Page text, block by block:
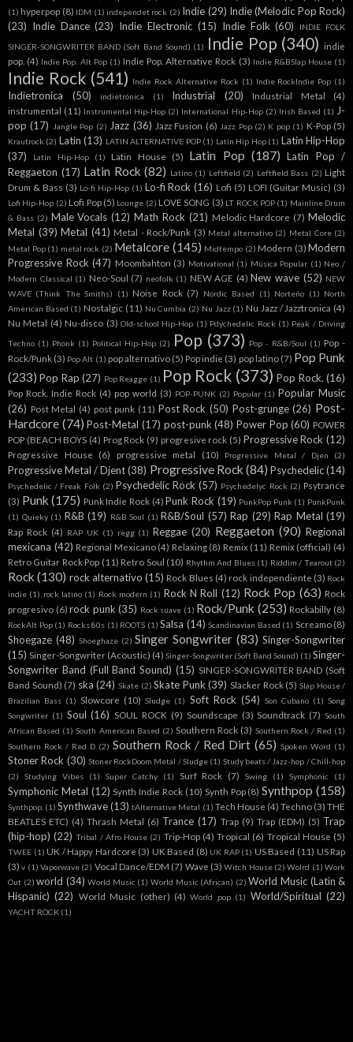
(1) hyperpop (8) IDM (1) independet rock (2) Indie (29) Indie (Melodic Pop Rock)
(23) Indie Dance (23) Indie Electronic (15) Indie Folk (60) INDIE FOLK
SINGER-SONGWRITER BAND (Soft Band Sound) (1) Indie Pop (340) indie
pop. (4) Indie Pop. Alt Pop (1) Indie Pop. Alternative Rock (3) Indie R&BSlap House (1)
Indie Rock (541) Indie Rock Alternative Rock (1) Indie RockIndie Pop (1)
Indietronica (50) indietrónica (1) Industrial (20) Industrial Metal
(4)
instrumental (11) Instrumental Hip-Hop (2) International Hip-Hop (2) Irish Based (1) J-
pop (17) Jangle Pop (2) Jazz (36) Jazz Fusion (6) Jazz Pop (2) K pop (1) K-Pop (5)
Krautrock (2) Latin (13) LATIN ALTERNATIVE POP (1) Latin Hip Hop (1) Latin Hip-Hop
(37)
Latín Hip-Hop (1) Latin House (5) Latin Pop (187) Latin Pop /
Reggaeton (17) Latin Rock (82) Latino (1) Leftfield (2) Leftfield Bass (2) Light
Drum & Bass (3) Lo-fi Hip-Hop (1) Lo-fi Rock (16) Lofi (5) LOFI (Guitar Music) (3)
Lofi Hip-Hop (2) Lofi Pop (5) Lounge (2) LOVE SONG (3) LT ROCK POP (1) Mainline Drum
& Bass (2) Male Vocals (12) Math Rock (21) Melodic Hardcore (7) Melodic
Metal (39) Metal (41) Metal - Rock/Punk (3) Metal alternativo (2) Metal Core (2)
Metal Pop (1) metal rock (2) Metalcore (145) Midtempo (2) Modern (3) Modern
Progressive Rock (47) Moombahton (3) Motivational (1) Música Popular (1) Neo /
Modern Classical (1) Neo-Soul (7) neofolk (1) NEW AGE (4) New wave (52) NEW
WAVE (Think The Smiths)
(1) Noise Rock (7) Nordic Based (1) Norteño (1) North
American Based (1) Nostalgic (11) Nu Cumbia (2) Nu Jazz (1) Nu Jazz / Jazztronica (4)
Nu Metal (4) Nu-disco (3) Old-school Hip-Hop (1) Pdychedelic Rock (1) Peak / Driving
Techno (1) Phonk (1) Political Hip-Hop (2) Pop (373) Pop - R&B/Soul (1) Pop -
Rock/Punk (3) Pop Alt (1) pop alternativo (5) Pop indie (3) pop latino (7) Pop Punk
(233) Pop Rap (27) Pop Reagge (1) Pop Rock (373) Pop Rock. (16)
Pop Rock. Indie Rock (4) pop world (3) POP-PUNK (2) Popular (1) Popular Music
(26) Post Metal (4) post punk (11) Post Rock (50) Post-grunge (26) Post-
Hardcore (74) Post-Metal (17) post-punk (48) Power Pop (60) POWER
POP (BEACH BOYS (4) Prog Rock (9) progresive rock (5) Progressive Rock (12)
Progressive House (6) progressive metal (10) Progressive Metal / Djen (2)
Progressive Metal / Djent (38) Progressive Rock (84) Psychedelic(14)
Psychedelic / Freak Folk (2) Psychedelic Rock (57) Psychedelyc Rock (2) Psytrance
(3) Punk (175) Punk Indie Rock (4) Punk Rock (19) PunkPop Punk (1) PunkPunk
(1) Quieky (1) R&B (19) R&B Soul (1) R&B/Soul (57) Rap (29) Rap Metal (19)
Rap Rock (4) RAP UK (1) regg (1) Reggae (20) Reggaeton (90) Regional
mexicana (42) Regional Mexicano (4) Relaxing (8) Remix (11) Remix (official) (4)
Retro Guitar Rock Pop (11) Retro Soul (10) Rhythm And Blues (1) Riddim / Tearout (2)
Rock (130) rock alternativo (15) Rock Blues (4) rock independiente (3) Rock
indie (1) rock latino (1) Rock modern (1) Rock N Roll (12) Rock Pop (63) Rock
progresivo (6) rock punk (35) Rock suave (1) Rock/Punk (253) Rockabilly (8)
RockAlt Pop (1) Rocks 80s (1) ROOTS (1) Salsa (14) Scandinavian Based (1) Screamo (8)
Shoegaze (48) Shoeghaze (2) Singer Songwriter (83) Singer-Songwriter
(15) Singer-Songwriter (Acoustic) (4) Singer-Songwriter (Soft Band Sound) (1) Singer-
Songwriter Band (Full Band Sound) (15) SINGER-SONGWRITER BAND (Soft
Band Sound) (7) ska (24) Skate (2) Skate Punk (39) Slacker Rock (5) Slap House /
Brazilian Bass (1) Slowcore (10) Sludge (1) Soft Rock (54) Son Cubano (1) Song
Songwriter (1) Soul (16) SOUL ROCK (9) Soundscape (3) Soundtrack (7) South
African Based (1) South American Based (2) Southern Rock (3) Southern Rock / Red (1)
Southern Rock / Red D (2) Southern Rock / Red Dirt (65) Spoken Word (1)
Stoner Rock (30) Stoner RockDoom Metal / Sludge (1) Study beats / Jazz-hop / Chill-hop
(2)
Studying Vibes (1) Super Catchy (1) Surf Rock (7) Swing (1) Symphonic (1)
Symphonic Metal (12) Synth Indie Rock (10) Synth Pop (8) Synthpop (158)
Synthpop. (1) Synthwave (13) tAlternative Metal (1) Tech House (4) Techno (3) THE
BEATLES ETC) (4) Thrash Metal (6) Trance (17) Trap (9) Trap (EDM) (5) Trap
(hip-hop) (22) Tribal / Afro House (2) Trip-Hop (4) Tropical (6) Tropical House (5)
TWEE (1) UK / Happy Hardcore (3) UK Based (8) UK RAP (1) US Based (11) US Rap
(3) v (1) Vaporwave (2) Vocal Dance/EDM (7) Wave (3) Witch House (2) Wolrd (1) Work
Out (2) world (34) World Music (1) World Music (African) (2) World Music (Latin &
Hispanic) (22) World Music (other) (4) World pop (1) World/Spiritual (22)
YACHT ROCK (1)